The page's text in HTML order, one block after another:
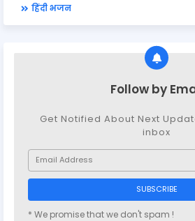
हिंदी भजन
Follow by
Get Notified About Next
inbox
* We promise that we don't spam !